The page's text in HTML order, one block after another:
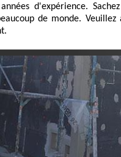
d'expérience.
de monde.